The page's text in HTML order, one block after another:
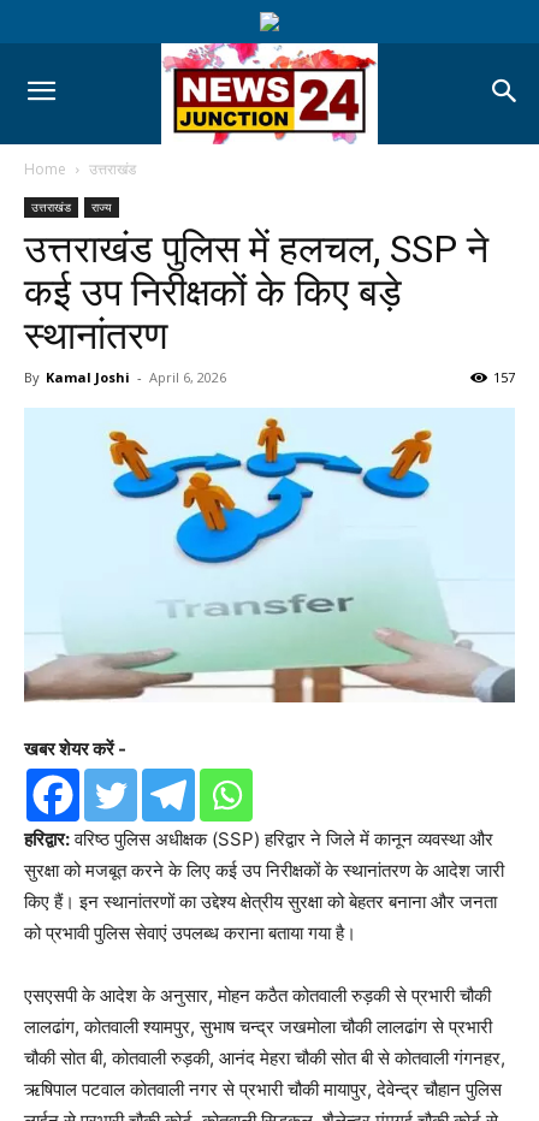
Home उत्तराखंड
उत्तराखंड राज्य
उत्तराखंड पुलिस में हलचल, SSP ने
कई उप निरीक्षकों के किए बड़े
स्थानांतरण
By Kamal Joshi - April 6, 2026 157
खबर शेयर करें -
हरिद्वार:वरिष्ठ पुलिस अधीक्षक (SSP) हरिद्वार ने जिले में कानून व्यवस्था और
सुरक्षा को मजबूत करने के लिए कई उप निरीक्षकों के स्थानांतरण के आदेश जारी
किए हैं। इन स्थानांतरणों का उद्देश्य क्षेत्रीय सुरक्षा को बेहतर बनाना और जनता
को प्रभावी पुलिस सेवाएं उपलब्ध कराना बताया गया है।
एसएसपी के आदेश के अनुसार, मोहन कठैत कोतवाली रुड़की से प्रभारी चौकी
लालढांग, कोतवाली श्यामपुर, सुभाष चन्द्र जखमोला चौकी लालढांग से प्रभारी
चौकी सोत बी, कोतवाली रुड़की, आनंद मेहरा चौकी सोत बी से कोतवाली गंगनहर,
ऋषिपाल पटवाल कोतवाली नगर से प्रभारी चौकी मायापुर, देवेन्द्र चौहान पुलिस